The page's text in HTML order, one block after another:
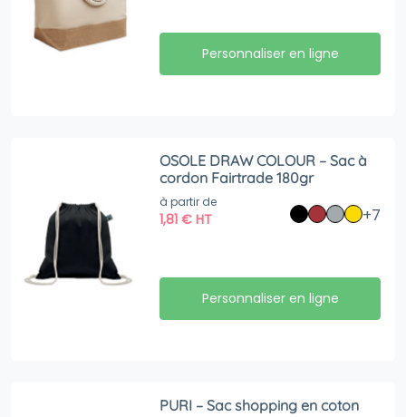
Personnaliser en ligne
OSOLE DRAW COLOUR – Sac à
cordon Fairtrade 180gr
à partir de
1,81€ HT +7
Personnaliser en ligne
PURI – Sac shopping en coton